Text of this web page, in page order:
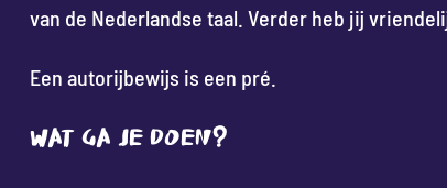
van de Nederlandse taal. Verder heb jij
Een autorijbewijs is een pré.
Wat ga je doen?